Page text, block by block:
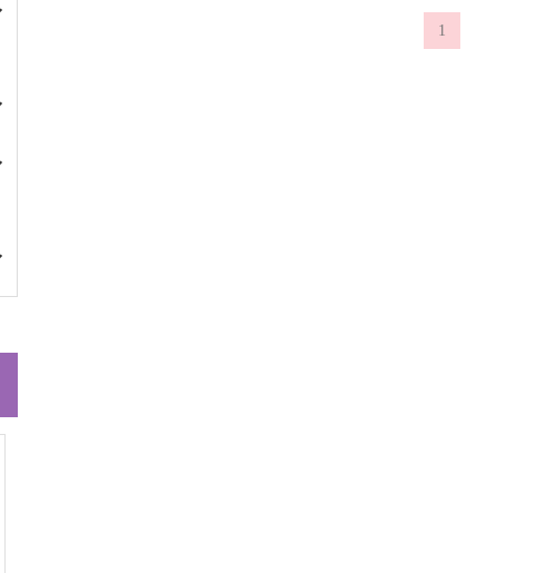
友：@tjr9530i 機構如需採
購，可加好友洽詢 歡迎來
1